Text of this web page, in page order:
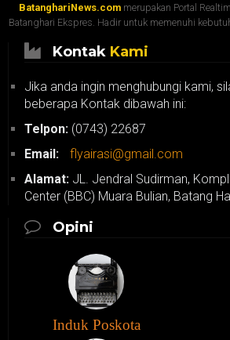
BatanghariNews.commerupakan Portal
Batanghari Ekspres. Hadir untuk memenuhi
Kontak Kami
Jika anda ingin menghubungi kami,
beberapa Kontak dibawah ini:
Telpon: (0743) 22687
Email:
flyairasi@gmail.com
Alamat: JL. Jendral Sudirman,
Center (BBC) Muara Bulian, Batang
Opini
Induk Poskota